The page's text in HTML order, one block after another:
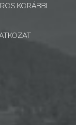
KORÁBBI